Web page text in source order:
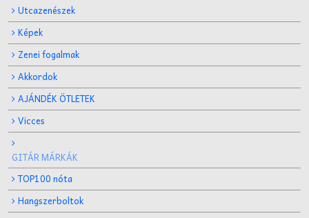
Utcazenészek
Képek
Zenei fogalmak
Akkordok
AJÁNDÉK ÖTLETEK
Vicces
GITÁR MÁRKÁK
TOP100 nóta
Hangszerboltok